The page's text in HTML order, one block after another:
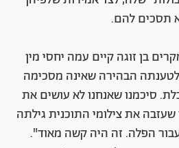
תסכים להם.
בן זוגה קיים עמה יחסי מין
הבהירה שאינה מסכימה
סיכמנו שאנחנו לא עושים את
את צילומי התוכנית גילתה
הפלה. זה היה קשה מאוד".